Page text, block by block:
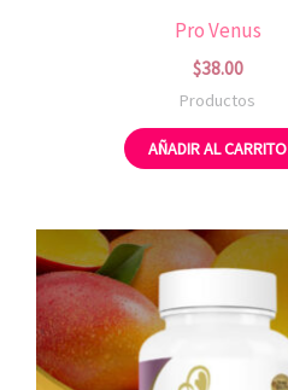
Pro Venus
$38.00
Productos
AÑADIR AL CARRITO